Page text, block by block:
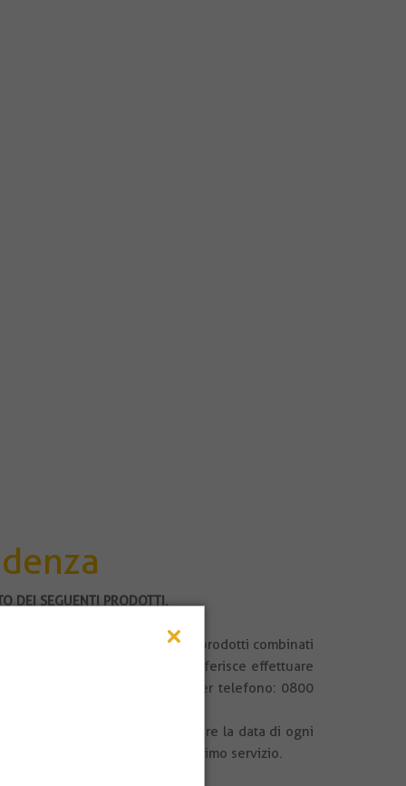
DEI SEGUENTI PRODOTTI.
di partenza di ciascuno dei prodotti combinati
del viaggio. Oppure, se si preferisce effettuare
dei nostri canali di servizio, per telefono: 0800
team ti contatterà per conoscere la data di ogni
Seleziona solo la data del primo servizio.